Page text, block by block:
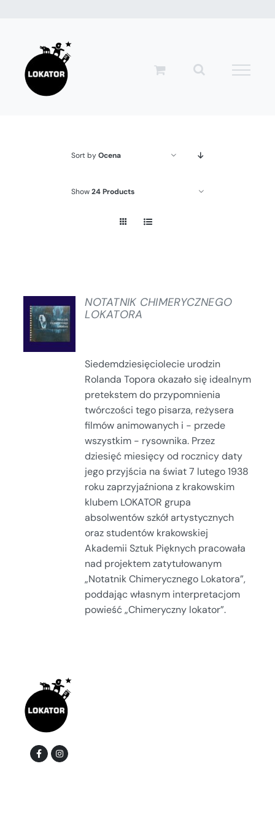
zawartości
Sort byOcena
Show24 Products
SZCZEGÓŁY
NOTATNIK CHIMERYCZNEGO
LOKATORA
Siedemdziesięciolecie urodzin
Rolanda Topora okazało się idealnym
pretekstem do przypomnienia
twórczości tego pisarza, reżysera
filmów animowanych i - przede
wszystkim - rysownika. Przez
dziesięć miesięcy od rocznicy daty
jego przyjścia na świat 7 lutego 1938
roku zaprzyjaźniona z krakowskim
klubem LOKATOR grupa
absolwentów szkół artystycznych
oraz studentów krakowskiej
Akademii Sztuk Pięknych pracowała
nad projektem zatytułowanym
„Notatnik Chimerycznego Lokatora”,
poddając własnym interpretacjom
powieść „Chimeryczny lokator”.